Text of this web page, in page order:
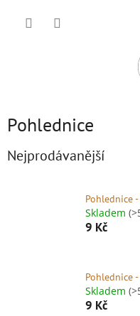
Pohlednice
Nejprodávanější
Pohlednice
Skladem
9 Kč
Pohlednice
Skladem
9 Kč